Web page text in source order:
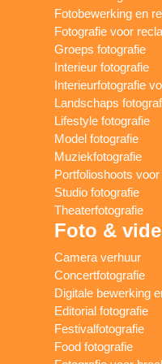
Fotobewerking en
Fotografie voor
Groeps fotografie
Interieur fotografie
Interieurfotografie
Landschaps
Lifestyle fotografie
Model fotografie
Muziekfotografie
Portfolioshoots
Studio fotografie
Theaterfotografie
Foto &
Camera verhuur
Concertfotografie
Digitale bewerking
Editorial fotografie
Festivalfotografie
Food fotografie